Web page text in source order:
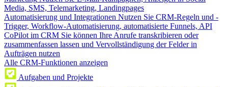
Media, SMS, Telemarketing, Landingpages
Automatisierung und Integrationen Nutzen Sie CRM-Regeln und -
Trigger, Workflow-Automatisierung, automatisierte Funnels, API
CoPilot im CRM Sie können Ihre Anrufe transkribieren oder
zusammenfassen lassen und Vervollständigung der Felder in
Aufträgen nutzen
Alle CRM-Funktionen anzeigen
Aufgaben und Projekte